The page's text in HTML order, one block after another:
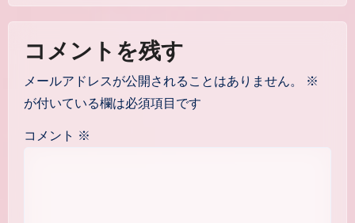
コメントを残す
メールアドレスが公開されることはありません。
※
が付いている欄は必須項目です
コメント ※